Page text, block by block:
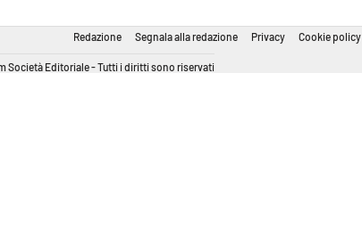
Redazione Segnala alla redazione Privacy Cookie policy
Società Editoriale - Tutti i diritti sono riservati